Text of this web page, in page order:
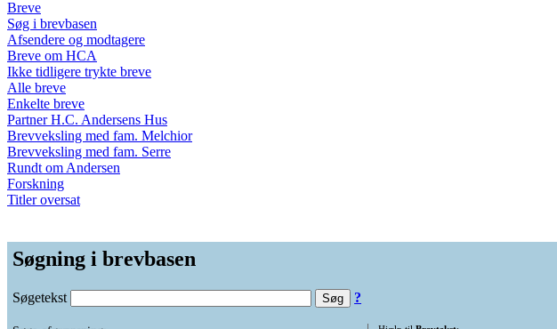
Breve
Søg i brevbasen
Afsendere og modtagere
Breve om HCA
Ikke tidligere trykte breve
Alle breve
Enkelte breve
Partner H.C. Andersens Hus
Brevveksling med fam. Melchior
Brevveksling med fam. Serre
Rundt om Andersen
Forskning
Titler oversat
Søgning i brevbasen
Søgetekst ?